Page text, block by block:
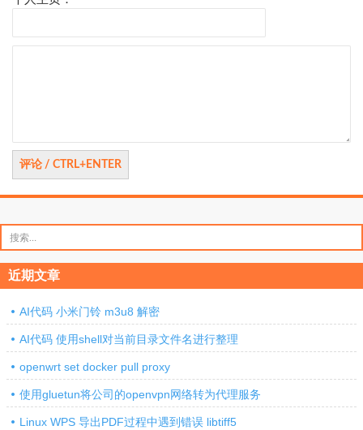
索：
近期文章
AI代码 小米门铃 m3u8 解密
AI代码 使用shell对当前目录文件名进行整理
openwrt set docker pull proxy
使用gluetun将公司的openvpn网络转为代理服务
Linux WPS 导出PDF过程中遇到错误 libtiff5